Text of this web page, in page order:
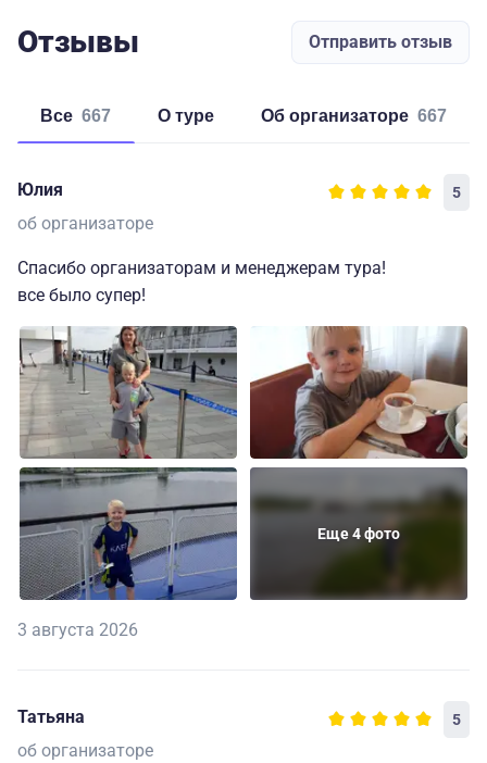
Отзывы Отправить отзыв
Все 667 о туре об организаторе 667
Юлия 5
об организаторе
Спасибо организаторам и менеджерам тура!
все было супер!
Еще 4 фото
3 августа 2026
Татьяна 5
об организаторе